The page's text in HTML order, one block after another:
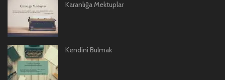
Karanlığa Mektuplar
Kendini Bulmak